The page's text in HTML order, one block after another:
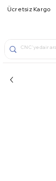
Ücretsiz Kargo